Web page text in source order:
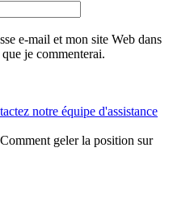
e-mail et mon site Web dans
je commenterai.
notre équipe d'assistance
Comment geler la position sur